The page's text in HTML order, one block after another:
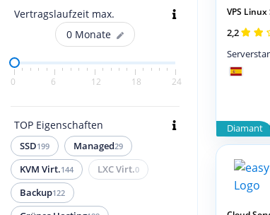
Vertragslaufzeit max.
0 Monate
0 6 12 18 24
TOP Eigenschaften
SSD199 Managed29
KVM Virt.144 LXC Virt.0
Backup122
Diamant
VPS Linux
2,2